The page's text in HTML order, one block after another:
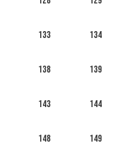
133 134
138 139
143 144
148 149